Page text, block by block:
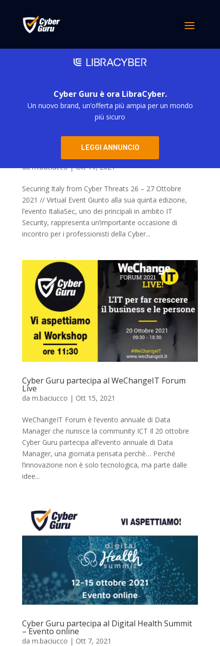
Cyber Guru è ora LibraCyber.
Un nuovo brand, un’offerta più ampia per un mondo
più sicuro
LEGGI ANNUNCIO
Cyber Guru partecipa all’evento ItaliaSec: IT
Security Conference
dam.baciucco|Ott 19, 2021
Securing Italy from Cyber Threats 26 – 27 Ottobre
2021 // Virtual Event Giunto alla sua quinta edizione,
l’evento ItaliaSec, uno dei principali in ambito IT
Security, rappresenta un’importante occasione di
incontro per i professionisti della Cyber...
Cyber Guru partecipa al WeChangeIT Forum
Live
da m.baciucco | Ott 15, 2021
WeChangeIT Forum è l’evento annuale di Data
Manager che riunisce la community ICT Il 20 ottobre
Cyber Guru partecipa all’evento annuale di Data
Manager, una giornata pensata perchè… Perché
l’innovazione non è solo tecnologica, ma parte dalle
idee...
Cyber Guru partecipa al Digital Health Summit
– Evento online
da m.baciucco | Ott 7, 2021